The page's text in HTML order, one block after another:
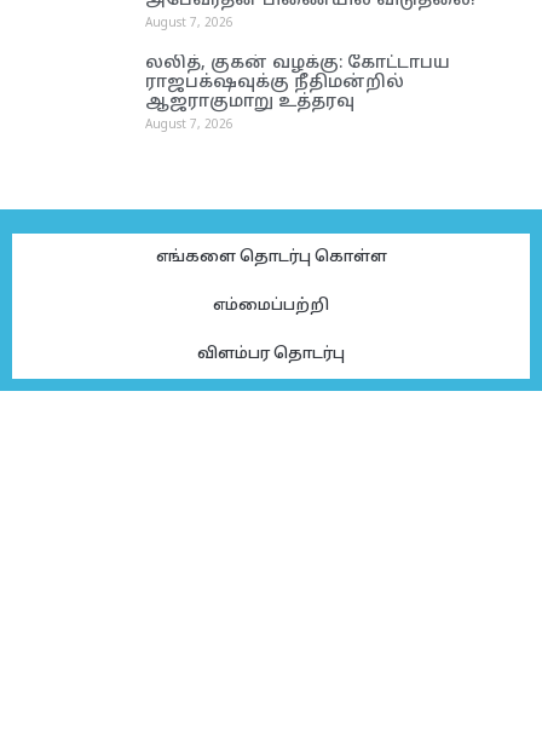
August 7, 2026
லலித், குகன் வழக்கு: கோட்டாபய
ராஜபக்‌ஷவுக்கு நீதிமன்றில்
ஆஜராகுமாறு உத்தரவு
August 7, 2026
எங்களை தொடர்பு கொள்ள
எம்மைப்பற்றி
விளம்பர தொடர்பு